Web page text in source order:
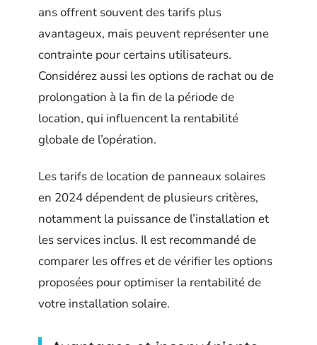
ans offrent souvent des tarifs plus
avantageux, mais peuvent représenter une
contrainte pour certains utilisateurs.
Considérez aussi les options de rachat ou de
prolongation à la fin de la période de
location, qui influencent la rentabilité
globale de l’opération.
Les tarifs de location de panneaux solaires
en 2024 dépendent de plusieurs critères,
notamment la puissance de l’installation et
les services inclus. Il est recommandé de
comparer les offres et de vérifier les options
proposées pour optimiser la rentabilité de
votre installation solaire.